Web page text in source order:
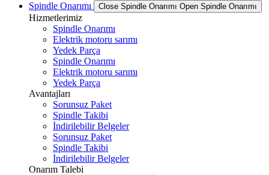
Spindle Onarımı
Close Spindle Onarımı Open Spindle Onarımı
Hizmetlerimiz
Spindle Onarımı
Elektrik motoru sarımı
Yedek Parça
Spindle Onarımı
Elektrik motoru sarımı
Yedek Parça
Avantajları
Sorunsuz Paket
Spindle Takibi
İndirilebilir Belgeler
Sorunsuz Paket
Spindle Takibi
İndirilebilir Belgeler
Onarım Talebi